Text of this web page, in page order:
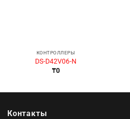
КОНТРОЛЛЕРЫ
DS-D42V06-N
₸0
Контакты